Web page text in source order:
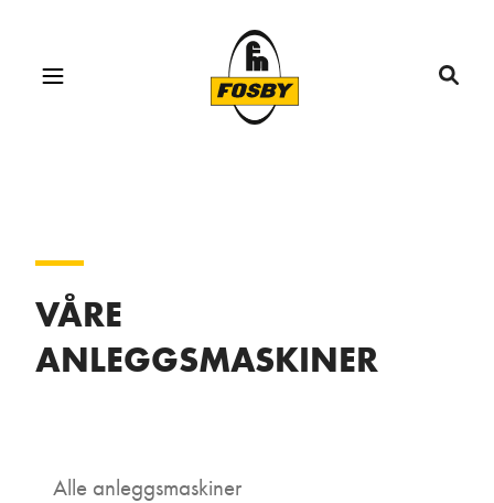
VÅRE
ANLEGGSMASKINER
Alle anleggsmaskiner